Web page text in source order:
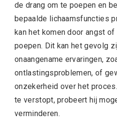
de drang om te poepen en
bepaalde lichaamsfuncties
kan het komen door angst
poepen. Dit kan het gevolg
onaangename ervaringen,
ontlastingsproblemen, of
onzekerheid over het
te verstopt, probeert hij
verminderen.